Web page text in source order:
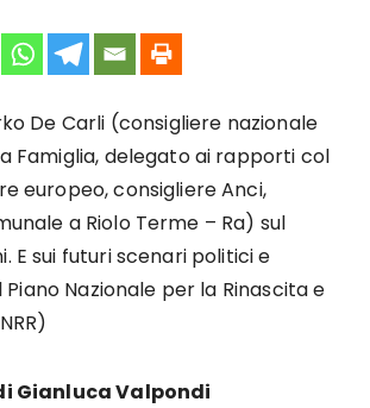
De Carli (consigliere nazionale
Famiglia, delegato ai rapporti col
europeo, consigliere Anci,
a Riolo Terme – Ra) sul
E sui futuri scenari politici e
Nazionale per la Rinascita e
Gianluca Valpondi